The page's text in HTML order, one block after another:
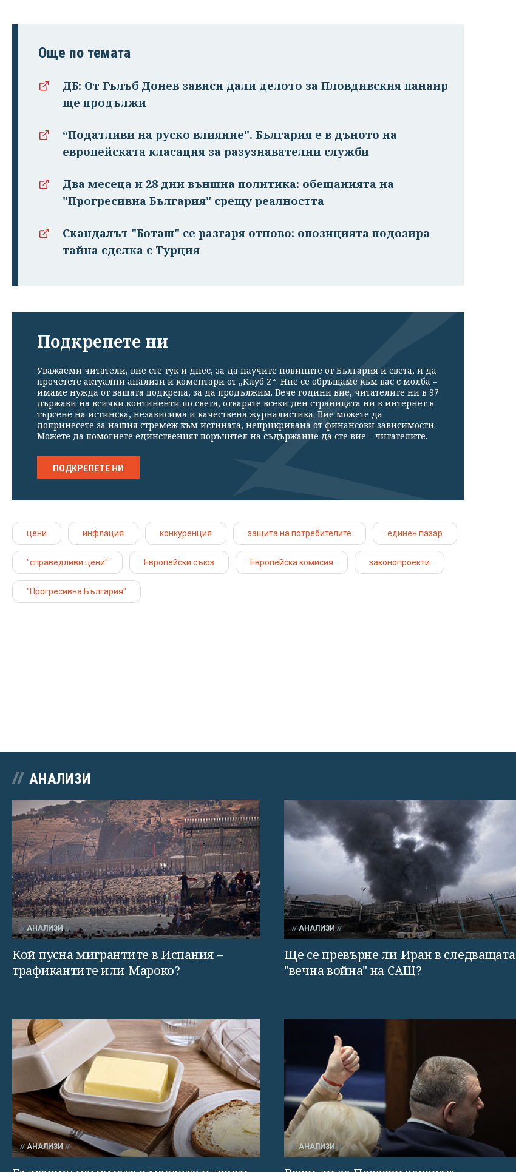
Още по темата
ДБ: От Гълъб Донев зависи дали делото за Пловдивския панаир
ще продължи
“Податливи на руско влияние". България е в дъното на
европейската класация за разузнавателни служби
Два месеца и 28 дни външна политика: обещанията на
"Прогресивна България" срещу реалността
Скандалът "Боташ" се разгаря отново: опозицията подозира
тайна сделка с Турция
Подкрепете ни
Уважаеми читатели, вие сте тук и днес, за да научите новините от България и света, и да
прочетете актуални анализи и коментари от „Клуб Z“. Ние се обръщаме към вас с молба –
имаме нужда от вашата подкрепа, за да продължим. Вече години вие, читателите ни в 97
държави на всички континенти по света, отваряте всеки ден страницата ни в интернет в
търсене на истинска, независима и качествена журналистика. Вие можете да
допринесете за нашия стремеж към истината, неприкривана от финансови зависимости.
Можете да помогнете единственият поръчител на съдържание да сте вие – читателите.
ПОДКРЕПЕТЕ НИ
цени инфлация конкуренция защита на потребителите единен пазар
"справедливи цени" Европейски съюз Европейска комисия законопроекти
"Прогресивна България"
АНАЛИЗИ
АНАЛИЗИ
Кой пусна мигрантите в Испания –
трафикантите или Мароко?
АНАЛИЗИ
Ще се превърне ли Иран в следващата
"вечна война" на САЩ?
АНАЛИЗИ АНАЛИЗИ